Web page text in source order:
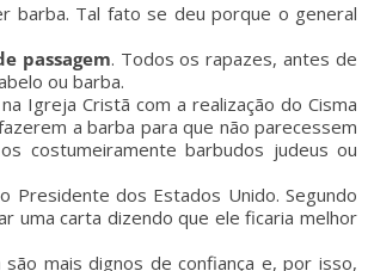
barba. Tal fato se deu porque o general
passagem. Todos os rapazes, antes de
ou barba.
Igreja Cristã com a realização do Cisma
a barba para que não parecessem
costumeiramente barbudos judeus ou
Presidente dos Estados Unido. Segundo
uma carta dizendo que ele ficaria melhor
são mais dignos de confiança e, por isso,